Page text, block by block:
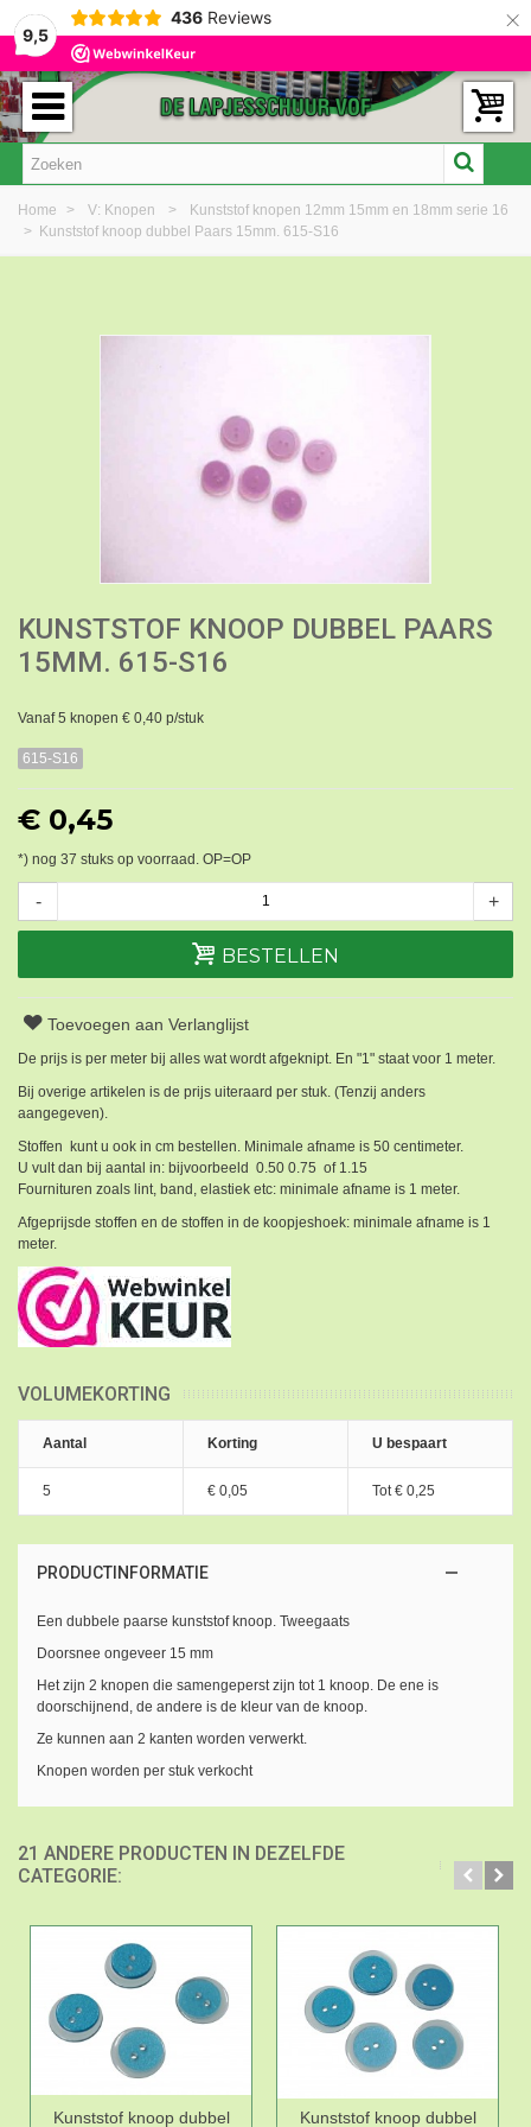
9,5
436 Reviews ×
Home > V: Knopen >
Kunststof knopen 12mm 15mm en 18mm serie 16
> Kunststof knoop dubbel Paars 15mm. 615-S16
KUNSTSTOF KNOOP DUBBEL PAARS
15MM. 615-S16
Vanaf 5 knopen € 0,40 p/stuk
615-S16
€ 0,45
*) nog 37 stuks op voorraad. OP=OP
- +
BESTELLEN
Toevoegen aan Verlanglijst
De prijs is per meter bij alles wat wordt afgeknipt. En "1" staat voor 1 meter.
Bij overige artikelen is de prijs uiteraard per stuk. (Tenzij anders
aangegeven).
Stoffen kunt u ook in cm bestellen. Minimale afname is 50 centimeter.
U vult dan bij aantal in: bijvoorbeeld 0.50 0.75 of 1.15
Fournituren zoals lint, band, elastiek etc: minimale afname is 1 meter.
Afgeprijsde stoffen en de stoffen in de koopjeshoek: minimale afname is 1
meter.
VOLUMEKORTING
Aantal Korting U bespaart
5 € 0,05 Tot € 0,25
PRODUCTINFORMATIE
Een dubbele paarse kunststof knoop. Tweegaats
Doorsnee ongeveer 15 mm
Het zijn 2 knopen die samengeperst zijn tot 1 knoop. De ene is
doorschijnend, de andere is de kleur van de knoop.
Ze kunnen aan 2 kanten worden verwerkt.
Knopen worden per stuk verkocht
21 ANDERE PRODUCTEN IN DEZELFDE
CATEGORIE:
Kunststof knoop dubbel Kunststof knoop dubbel